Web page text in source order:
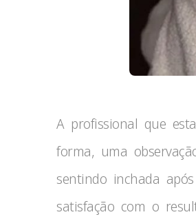
A profissional que
forma, uma
sentindo inchada
satisfação com o